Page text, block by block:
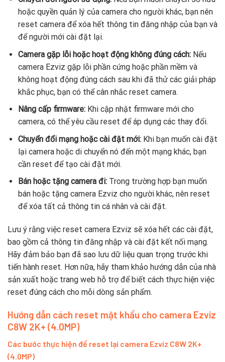
hoặc quyền quản lý của camera cho người khác, bạn nên
reset camera để xóa hết thông tin đăng nhập của bạn và
để người mới cài đặt lại.
Camera gặp lỗi hoặc hoạt động không đúng cách:Nếu
camera Ezviz gặp lỗi phần cứng hoặc phần mềm và
không hoạt động đúng cách sau khi đã thử các giải pháp
khắc phục, bạn có thể cân nhắc reset camera.
Nâng cấp firmware:Khi cập nhật firmware mới cho
camera, có thể yêu cầu reset để áp dụng các thay đổi.
Chuyển đổi mạng hoặc cài đặt mới:Khi bạn muốn cài đặt
lại camera hoặc di chuyển nó đến một mạng khác, bạn
cần reset để tạo cài đặt mới.
Bán hoặc tặng camera đi:Trong trường hợp bạn muốn
bán hoặc tặng camera Ezviz cho người khác, nên reset
để xóa tất cả thông tin cá nhân và cài đặt.
Lưu ý rằng việc reset camera Ezviz sẽ xóa hết các cài đặt,
bao gồm cả thông tin đăng nhập và cài đặt kết nối mạng.
Hãy đảm bảo bạn đã sao lưu dữ liệu quan trọng trước khi
tiến hành reset. Hơn nữa, hãy tham khảo hướng dẫn của nhà
sản xuất hoặc trang web hỗ trợ để biết cách thực hiện việc
reset đúng cách cho mỗi dòng sản phẩm.
Hướng dẫn cách reset mật khẩu cho camera Ezviz
C8W 2K+ (4.0MP)
Các bước thực hiện để reset lại camera Ezviz C8W 2K+
(4.0MP)